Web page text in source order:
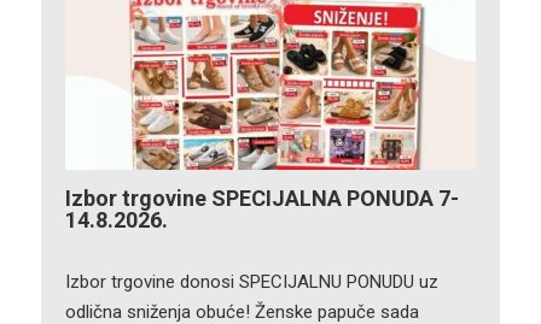
Izbor trgovine SPECIJALNA PONUDA 7-
14.8.2026.
Izbor trgovine donosi SPECIJALNU PONUDU uz
odlična sniženja obuće! Ženske papuče sada